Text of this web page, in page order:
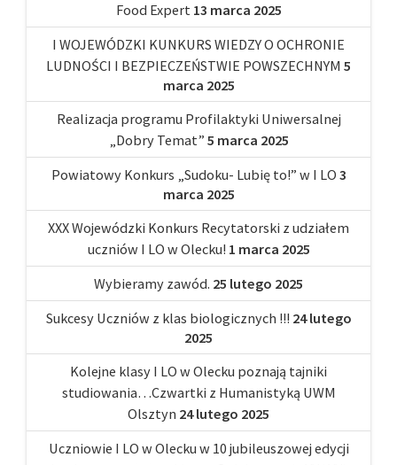
Food Expert 13 marca 2025
I WOJEWÓDZKI KUNKURS WIEDZY O OCHRONIE
LUDNOŚCI I BEZPIECZEŃSTWIE POWSZECHNYM 5
marca 2025
Realizacja programu Profilaktyki Uniwersalnej
„Dobry Temat” 5 marca 2025
Powiatowy Konkurs „Sudoku- Lubię to!” w I LO 3
marca 2025
XXX Wojewódzki Konkurs Recytatorski z udziałem
uczniów I LO w Olecku! 1 marca 2025
Wybieramy zawód. 25 lutego 2025
Sukcesy Uczniów z klas biologicznych !!! 24 lutego
2025
Kolejne klasy I LO w Olecku poznają tajniki
studiowania…Czwartki z Humanistyką UWM
Olsztyn 24 lutego 2025
Uczniowie I LO w Olecku w 10 jubileuszowej edycji